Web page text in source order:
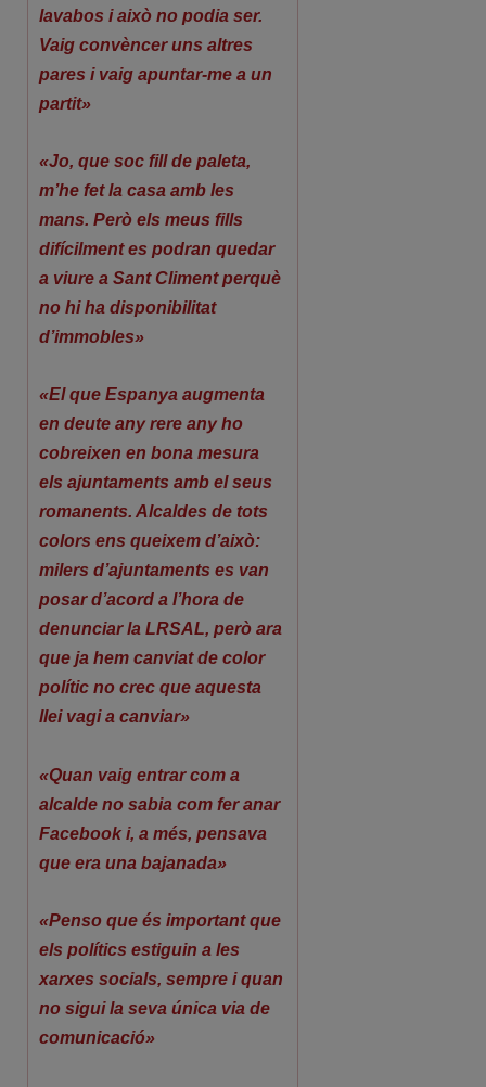
lavabos i això no podia ser.
Vaig convèncer uns altres
pares i vaig apuntar-me a un
partit»
«Jo, que soc fill de paleta,
m’he fet la casa amb les
mans. Però els meus fills
difícilment es podran quedar
a viure a Sant Climent perquè
no hi ha disponibilitat
d’immobles»
«El que Espanya augmenta
en deute any rere any ho
cobreixen en bona mesura
els ajuntaments amb el seus
romanents. Alcaldes de tots
colors ens queixem d’això:
milers d’ajuntaments es van
posar d’acord a l’hora de
denunciar la LRSAL, però ara
que ja hem canviat de color
polític no crec que aquesta
llei vagi a canviar»
«Quan vaig entrar com a
alcalde no sabia com fer anar
Facebook i, a més, pensava
que era una bajanada»
«Penso que és important que
els polítics estiguin a les
xarxes socials, sempre i quan
no sigui la seva única via de
comunicació»